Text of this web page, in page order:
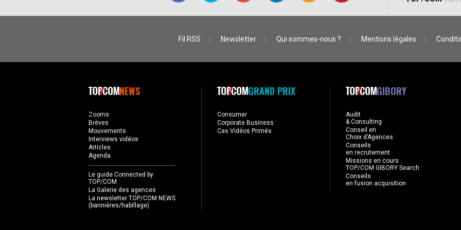
Fil RSS Newsletter Qui sommes-nous ? Mentions légales
NEWS
Zooms
Brèves
Mouvements
Interviews vidéos
Articles
Agenda
Le guide Connected by
TOP/COM
La Galerie des agences
La newsletter TOP/COM NEWS
(bannières/habillage)
GRAND PRIX
Consumer
Corporate Business
Cas Vidéos Primés
GIBORY
Audit
& Consulting
Conseil en
Choix d’Agences
Conseils
en recrutement
Missions en cours
TOP/COM GIBORY Search
Conseils
en fusion acquisition